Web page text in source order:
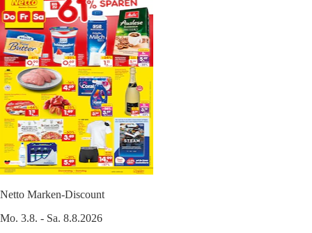
Netto Marken-Discount
Mo. 3.8. - Sa. 8.8.2026